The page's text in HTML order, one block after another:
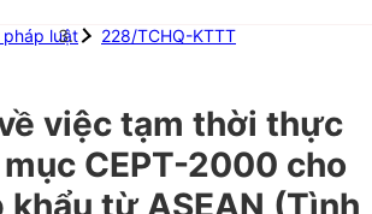
pháp luật 228/TCHQ-KTTT
việc tạm thời thực
CEPT-2000 cho
khẩu từ ASEAN (Tình